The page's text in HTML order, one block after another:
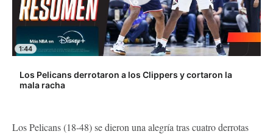
1:44
Los Pelicans derrotaron a los Clippers y cortaron la
mala racha
Los Pelicans (18-48) se dieron una alegría tras cuatro derrotas